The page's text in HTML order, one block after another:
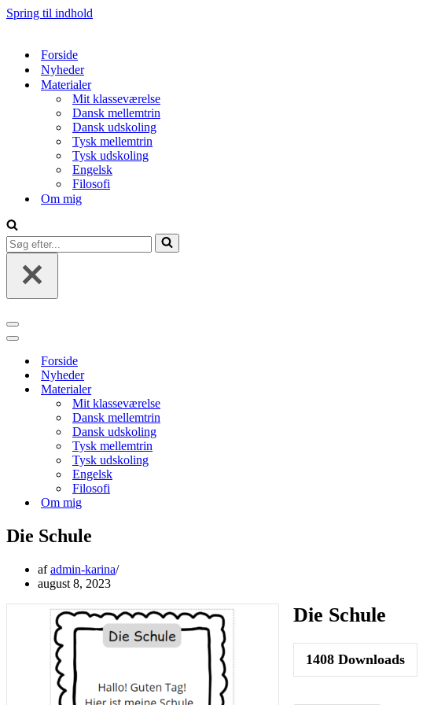
Spring til indhold
Forside
Nyheder
Materialer
Mit klasseværelse
Dansk mellemtrin
Dansk udskoling
Tysk mellemtrin
Tysk udskoling
Engelsk
Filosofi
Om mig
Søg
efter...
Navigation
menu
Navigation
Forside
Nyheder
Materialer
Mit klasseværelse
Dansk mellemtrin
Dansk udskoling
Tysk mellemtrin
Tysk udskoling
Engelsk
Filosofi
Om mig
Die Schule
afadmin-karina
august 8, 2023
Die Schule
1408Downloads